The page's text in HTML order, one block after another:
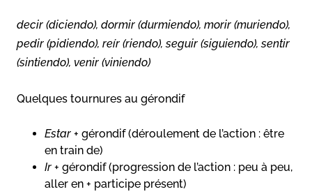
decir (diciendo), dormir (durmiendo), morir (muriendo),
pedir (pidiendo), reír (riendo), seguir (siguiendo), sentir
(sintiendo), venir (viniendo)
Quelques tournures au gérondif
Estar + gérondif (déroulement de l’action : être
en train de)
Ir + gérondif (progression de l’action : peu à peu,
aller en + participe présent)